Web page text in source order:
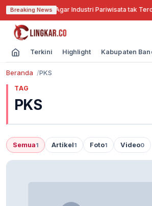
Breaking News
Cari Solusi Agar Industri Pariwisata tak
Terkini Highlight Kabupaten
Beranda PKS
TAG
PKS
Semua1 Artikel1 Foto1 Video0